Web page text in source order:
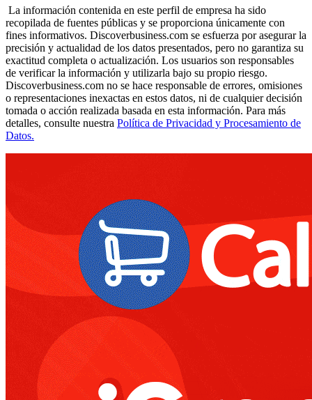
La información contenida en este perfil de empresa ha sido
recopilada de fuentes públicas y se proporciona únicamente con
fines informativos. Discoverbusiness.com se esfuerza por asegurar la
precisión y actualidad de los datos presentados, pero no garantiza su
exactitud completa o actualización. Los usuarios son responsables
de verificar la información y utilizarla bajo su propio riesgo.
Discoverbusiness.com no se hace responsable de errores, omisiones
o representaciones inexactas en estos datos, ni de cualquier decisión
tomada o acción realizada basada en esta información. Para más
detalles, consulte nuestra Política de Privacidad y Procesamiento de
Datos.